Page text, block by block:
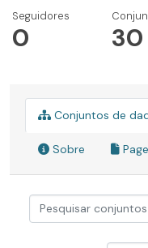
Seguidores
0 30
Conjuntos de
Sobre